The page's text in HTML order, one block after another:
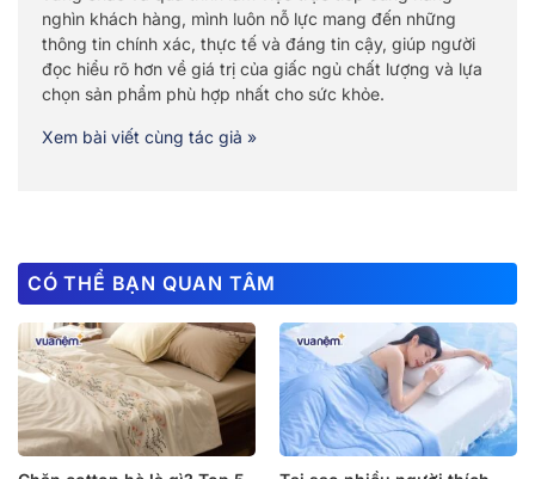
nghìn khách hàng, mình luôn nỗ lực mang đến những
thông tin chính xác, thực tế và đáng tin cậy, giúp người
đọc hiểu rõ hơn về giá trị của giấc ngủ chất lượng và lựa
chọn sản phẩm phù hợp nhất cho sức khỏe.
Xem bài viết cùng tác giả »
CÓ THỂ BẠN QUAN TÂM